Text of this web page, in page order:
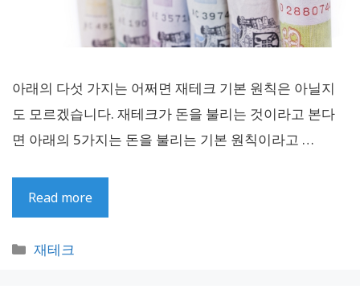
아래의 다섯 가지는 어쩌면 재테크 기본 원칙은 아닐지
도 모르겠습니다. 재테크가 돈을 불리는 것이라고 본다
면 아래의 5가지는 돈을 불리는 기본 원칙이라고 …
Read more
카
재테크